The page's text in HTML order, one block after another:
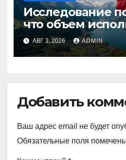
Исследование
что объем
криптовалют в
в два раза
аналогичный
АВГ 3, 2026 ADMIN
Добавить
Ваш адрес email не будет
Обязательные поля